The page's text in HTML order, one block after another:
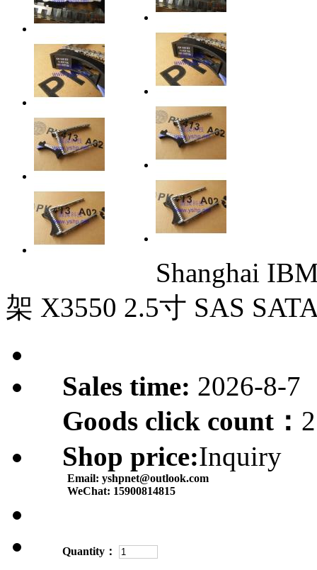
Shanghai
架 X3550 2.5寸 SAS
Sales time: 2026-8-7
Goods click count：
Shop price:Inquiry
Email: yshpnet@outlook.com
WeChat: 15900814815
Quantity：